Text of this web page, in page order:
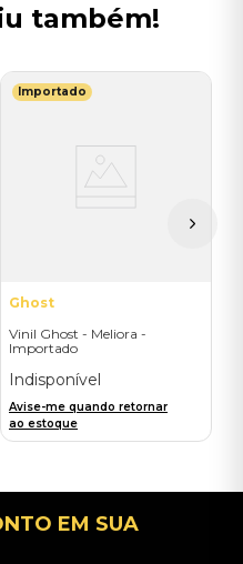
também!
Importado
Ghost
Vinil Ghost - Meliora -
Importado
Indisponível
Avise-me quando retornar
ao estoque
EM SUA